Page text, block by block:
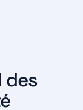
des